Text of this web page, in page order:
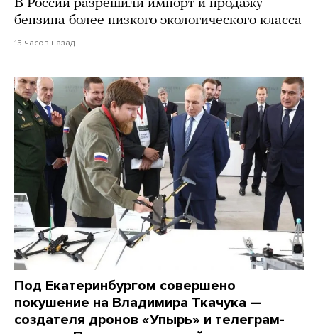
В России разрешили импорт и продажу
бензина более низкого экологического класса
15 часов назад
Под Екатеринбургом совершено
покушение на Владимира Ткачука —
создателя дронов «Упырь» и телеграм-